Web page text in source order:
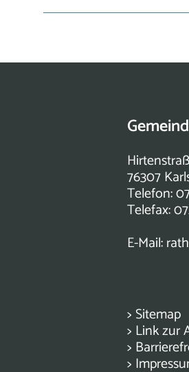
76307
Telefon:
Telefax:
E-Mail:
> Sitemap
> Link zur
>
>